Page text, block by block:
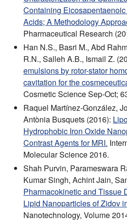
Containing
Acids; A Methodology
Pharmaceutical Research
Han N.S., Basri M., Abd
R.N., Salleh A.B., Ismail Z.
emulsions by rotor-stator
cavitation for the
Cosmetic Science Sep-Oct;
Raquel Martínez-González,
Antònia Busquets (2016):
Hydrophobic Iron Oxide
Contrast Agents for MRI.
Molecular Science 2016.
Shah Purvin, Parameswara
Kumar Singh, Achint Jain,
Pharmacokinetic and Tissue
Lipid Nanoparticles of Zidov
Nanotechnology, Volume